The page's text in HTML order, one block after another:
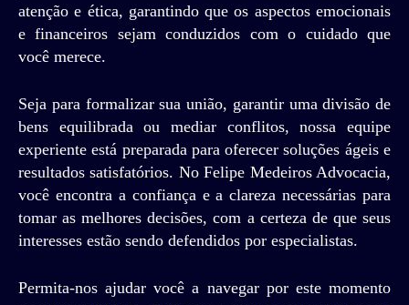
atenção e ética, garantindo que os aspectos emocionais
e financeiros sejam conduzidos com o cuidado que
você merece.
Seja para formalizar sua união, garantir uma divisão de
bens equilibrada ou mediar conflitos, nossa equipe
experiente está preparada para oferecer soluções ágeis e
resultados satisfatórios. No Felipe Medeiros Advocacia,
você encontra a confiança e a clareza necessárias para
tomar as melhores decisões, com a certeza de que seus
interesses estão sendo defendidos por especialistas.
Permita-nos ajudar você a navegar por este momento